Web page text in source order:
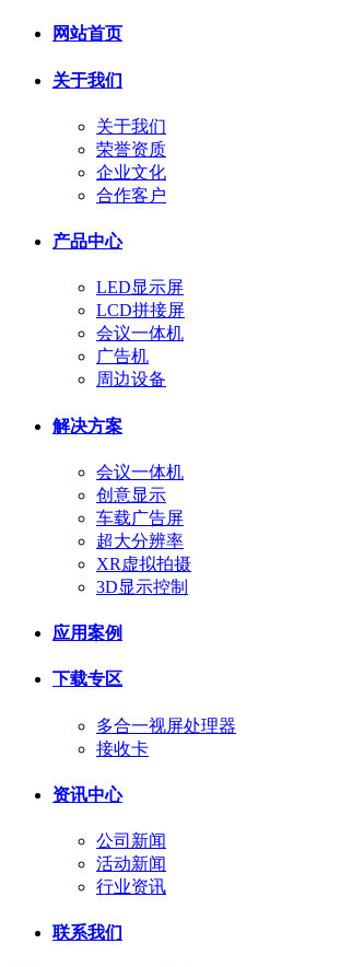
网站首页
关于我们
关于我们
荣誉资质
企业文化
合作客户
产品中心
LED显示屏
LCD拼接屏
会议一体机
广告机
周边设备
解决方案
会议一体机
创意显示
车载广告屏
超大分辨率
XR虚拟拍摄
3D显示控制
应用案例
下载专区
多合一视屏处理器
接收卡
资讯中心
公司新闻
活动新闻
行业资讯
联系我们